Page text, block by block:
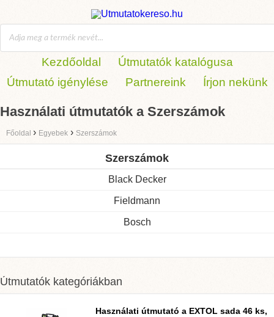
Kezdőoldal
Útmutatók katalógusa
Útmutató igénylése
Partnereink Írjon nekünk
Használati útmutatók a Szerszámok
Főoldal › Egyebek › Szerszámok
Szerszámok
Black Decker
Fieldmann
Bosch
Útmutatók kategóriákban
Használati útmutató a EXTOL sada 46 ks,